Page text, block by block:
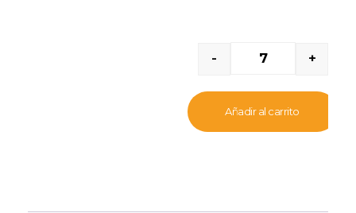
- +
Añadir al carrito